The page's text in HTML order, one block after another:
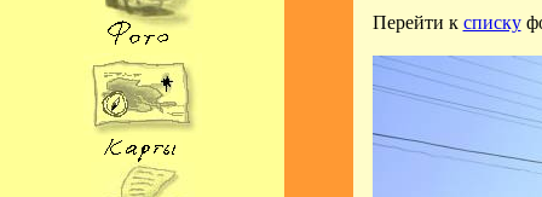
Перейти к списку